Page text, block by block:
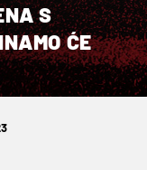
S
ĆE